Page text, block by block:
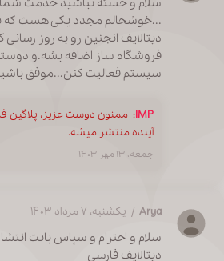
سلام و خسته نباشید خدمت
...خوشحالم مجدد یکی هست که
دیتالایف انجنین رو به روز رسانی
فروشگاه ساز اضافه بشه.و
سیستم فعالیت کنن...موفق
IMP
: ممنون دوست عزیز، پلاگین
آینده منتشر میشه.
جمعه، ۱۳ مهر ۱۴۰۳
Arya / یکشنبه، ۷ مرداد ۱۴۰۳
سلام و احترام و سپاس بابت
دیتالایف فارسی